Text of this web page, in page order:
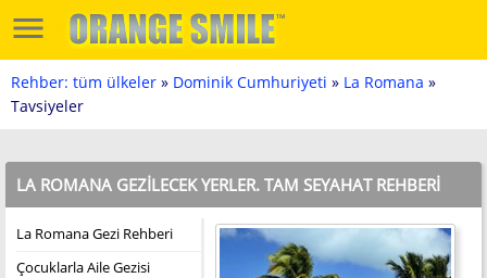
Rehber: tüm ülkeler » Dominik Cumhuriyeti » La Romana »
Tavsiyeler
LA ROMANA GEZILECEK YERLER. TAM SEYAHAT REHBERI
La Romana Gezi Rehberi
Çocuklarla Aile Gezisi